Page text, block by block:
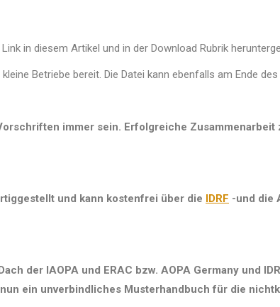
in diesem Artikel und in der Download Rubrik
Betriebe bereit. Die Datei kann ebenfalls am Ende
immer sein. Erfolgreiche Zusammenarbeit
und kann kostenfrei über die IDRF -und die
der IAOPA und ERAC bzw. AOPA Germany und
ein unverbindliches Musterhandbuch für die